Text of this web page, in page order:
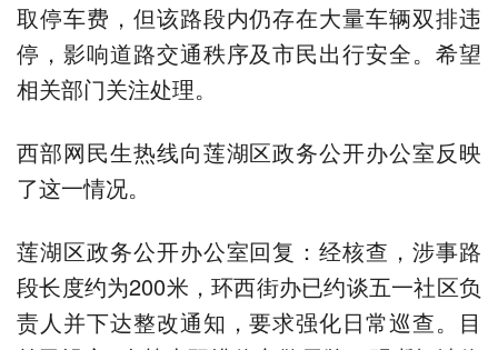
取停车费，但该路段内仍存在大量车辆双排违
停，影响道路交通秩序及市民出行安全。希望
相关部门关注处理。
西部网民生热线向莲湖区政务公开办公室反映
了这一情况。
莲湖区政务公开办公室回复：经核查，涉事路
段长度约为200米，环西街办已约谈五一社区负
责人并下达整改通知，要求强化日常巡查。目